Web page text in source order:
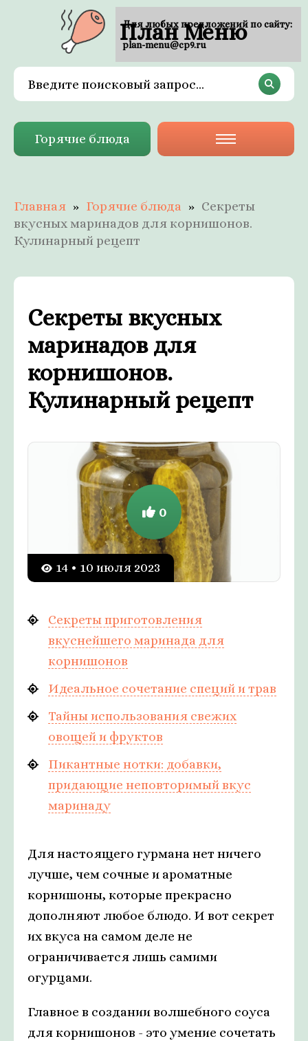
План Меню
Горячие блюда
Главная Горячие блюда
Секреты
вкусных маринадов для корнишонов.
Кулинарный рецепт
Секреты вкусных
маринадов для
корнишонов.
Кулинарный рецепт
14 • 10 июля 2023
0
Секреты приготовления
вкуснейшего маринада для
корнишонов
Идеальное сочетание специй и трав
Тайны использования свежих
овощей и фруктов
Пикантные нотки: добавки,
придающие неповторимый вкус
маринаду
Для настоящего гурмана нет ничего
лучше, чем сочные и ароматные
корнишоны, которые прекрасно
дополняют любое блюдо. И вот секрет
их вкуса на самом деле не
ограничивается лишь самими
огурцами.
Главное в создании волшебного соуса
для корнишонов - это умение сочетать
Для любых предложений по сайту:
plan-menu@cp9.ru